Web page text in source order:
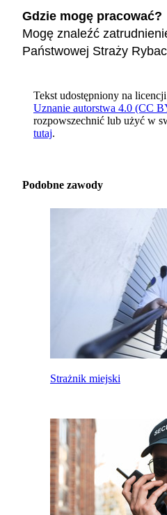
Gdzie mogę pracować?
Mogę znaleźć
Państwowej Straży
Tekst udostępniony na licencji
Uznanie autorstwa 4.0 (CC
rozpowszechnić lub użyć w
tutaj.
Podobne zawody
Strażnik miejski